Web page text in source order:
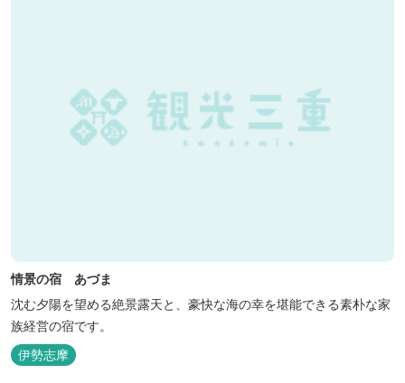
情景の宿 あづま
沈む夕陽を望める絶景露天と、豪快な海の幸を堪能できる素朴な家
族経営の宿です。
伊勢志摩